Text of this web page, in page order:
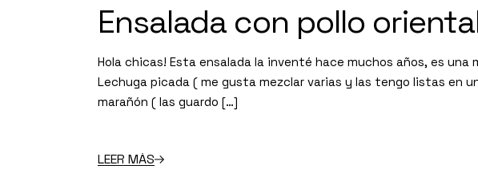
Ensalada con pollo
Hola chicas! Esta ensalada la inventé hace muchos años, es
Lechuga picada ( me gusta mezclar varias y las tengo listas en
marañón ( las guardo […]
LEER MÁS